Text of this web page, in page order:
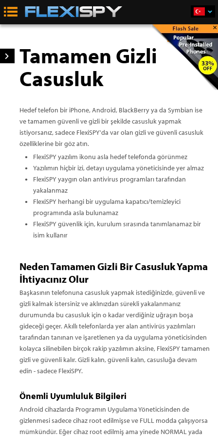
Satın Al ×
Tamamen Gizli
Casusluk
Hedef telefon bir iPhone, Android, BlackBerry ya da Symbian ise
ve tamamen güvenli ve gizli bir şekilde casusluk yapmak
istiyorsanız, sadece FlexiSPY'da var olan gizli ve güvenli casusluk
özelliklerine bir göz atın.
FlexiSPY yazılım ikonu asla hedef telefonda görünmez
Yazılımın hiçbir izi, detayı uygulama yöneticisinde yer almaz
FlexiSPY yaygın olan antivirus programları tarafından
yakalanmaz
FlexiSPY herhangi bir uygulama kapatıcı/temizleyici
programında asla bulunamaz
FlexiSPY güvenlik için, kurulum sırasında tanımlanamaz bir
isim kullanır
Neden Tamamen Gizli Bir Casusluk Yapma
İhtiyacınız Olur
Başkasının telefonuna casusluk yapmak istediğinizde, güvenli ve
gizli kalmak istersiniz ve aklınızdan sürekli yakalanmanız
durumunda bu casusluk için o kadar verdiğiniz uğraşın boşa
gideceği geçer. Akıllı telefonlarda yer alan antivirüs yazılımları
tarafından tanınan ve işaretlenen ya da uygulama yöneticisinden
kolayca silinebilen birçok rakip yazılımın aksine, FlexiSPY tamamen
gizli ve güvenli kalır. Gizli kalın, güvenli kalın, casusluğa devam
edin - sadece FlexiSPY.
Önemli Uyumluluk Bilgileri
Android cihazlarda Programın Uygulama Yöneticisinden de
gizlenmesi sadece cihaz root edilmişse ve FULL modda çalışıyorsa
mümkündür. Eğer cihaz root edilmiş ama yinede NORMAL yada